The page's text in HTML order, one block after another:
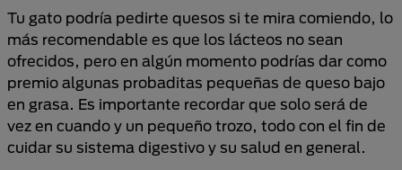
Tu gato podría pedirte quesos si te mira comiendo, lo
más recomendable es que los lácteos no sean
ofrecidos, pero en algún momento podrías dar como
premio algunas probaditas pequeñas de queso bajo
en grasa. Es importante recordar que solo será de
vez en cuando y un pequeño trozo, todo con el fin de
cuidar su sistema digestivo y su salud en general.